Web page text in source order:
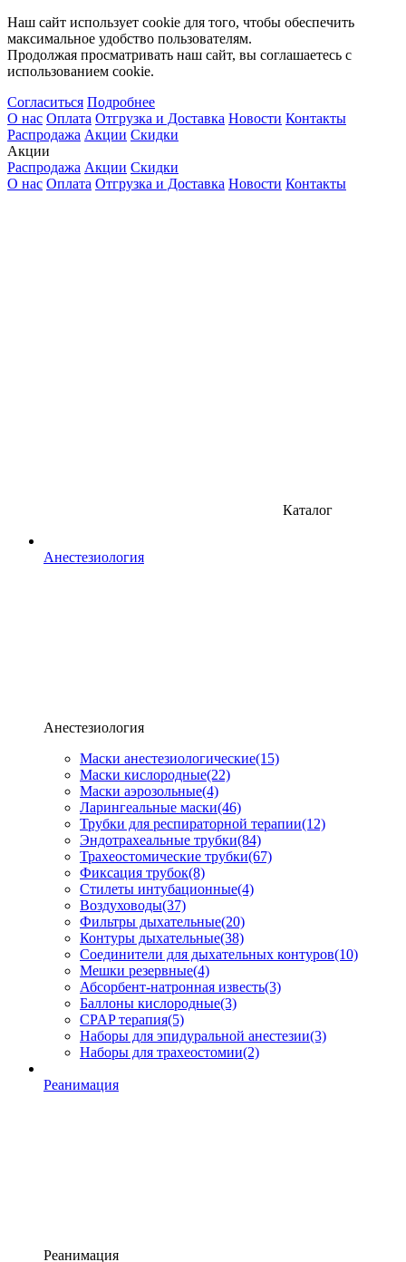
Наш сайт использует cookie для того, чтобы обеспечить
максимальное удобство пользователям.
Продолжая просматривать наш сайт, вы соглашаетесь с
использованием cookie.
Согласиться Подробнее
О нас Оплата Отгрузка и Доставка Новости Контакты
Распродажа Акции Скидки
Акции
Распродажа Акции Скидки
О нас Оплата Отгрузка и Доставка Новости Контакты
Каталог
Анестезиология
Анестезиология
Маски анестезиологические(15)
Маски кислородные(22)
Маски аэрозольные(4)
Ларингеальные маски(46)
Трубки для респираторной терапии(12)
Эндотрахеальные трубки(84)
Трахеостомические трубки(67)
Фиксация трубок(8)
Стилеты интубационные(4)
Воздуховоды(37)
Фильтры дыхательные(20)
Контуры дыхательные(38)
Соединители для дыхательных контуров(10)
Мешки резервные(4)
Абсорбент-натронная известь(3)
Баллоны кислородные(3)
CPAP терапия(5)
Наборы для эпидуральной анестезии(3)
Наборы для трахеостомии(2)
Реанимация
Реанимация